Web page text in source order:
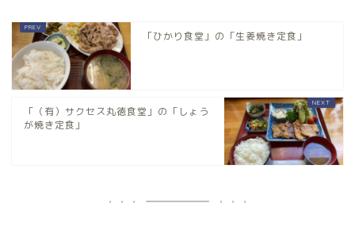
「ひかり食堂」の「生姜焼き定食」
「（有）サクセス丸徳食堂」の「しょう
が焼き定食」